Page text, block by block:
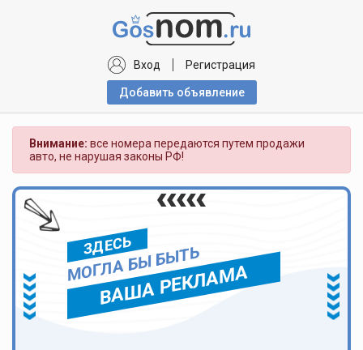
Вход Регистрация
Добавить объявлениe
Внимание: все номера передаются путем продажи
авто, не нарушая законы РФ!
ЗДЕСЬ
МОГЛА БЫ БЫТЬ
ВАША РЕКЛАМА